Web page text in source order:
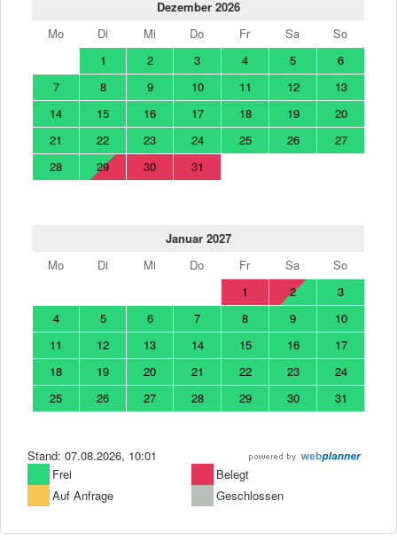
Dezember 2026
Mo
Di Mi Do Fr Sa
So
1
2 3 4 5
6
7
8 9 10 11 12
13
14
15 16 17 18 19
20
21
22 23 24 25 26
27
28
29 30 31
Januar 2027
Mo
Di Mi Do Fr Sa
So
1
2
3
4
5 6 7 8 9
10
11
12 13 14 15 16
17
18
19 20 21 22 23
24
25
26 27 28 29 30 31
Stand: 07.08.2026, 10:01
Frei
Belegt
Auf Anfrage
Geschlossen